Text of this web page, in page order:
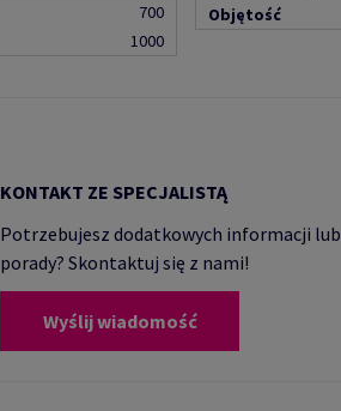
700
1000
Objętość
KONTAKT ZE SPECJALISTĄ
Potrzebujesz dodatkowych informacji lub
porady? Skontaktuj się z nami!
Wyślij wiadomość